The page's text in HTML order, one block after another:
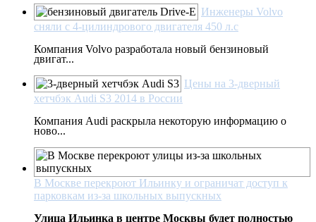
Инженеры Volvo
сняли с 4-цилиндрового двигателя 450 л.с
Компания Volvo разработала новый бензиновый
двигат...
Цены на 3-дверный
хетчбэк Audi S3 2014 в России
Компания Audi раскрыла некоторую информацию о
ново...
В Москве перекроют Ильинку и ограничат доступ к
парковкам из-за школьных выпускных
Улица Ильинка в центре Москвы будет полностью